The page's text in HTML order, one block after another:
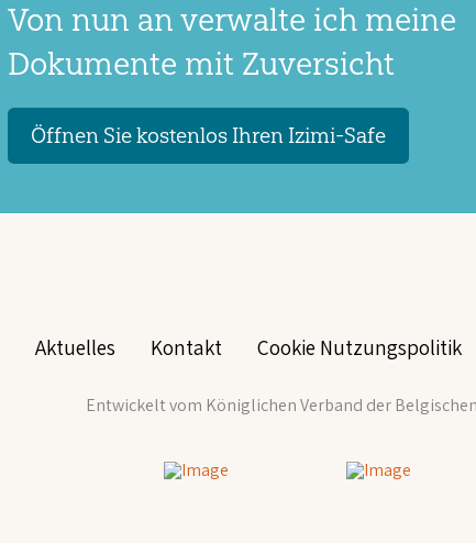
Von nun an verwalte ich meine
Dokumente mit Zuversicht
Öffnen Sie kostenlos Ihren Izimi-Safe
Aktuelles Kontakt Cookie Nutzungspolitik
Entwickelt vom Königlichen Verband der